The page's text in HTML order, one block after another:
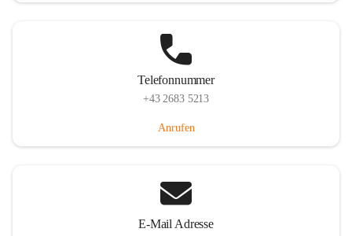
Telefonnummer
+43 2683 5213
Anrufen
E-Mail Adresse